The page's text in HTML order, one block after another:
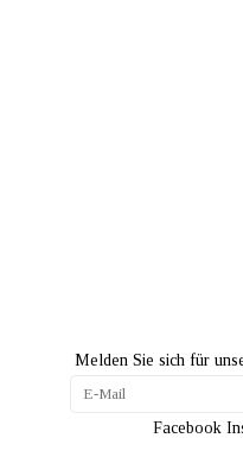
Melden Sie sich für
Facebook